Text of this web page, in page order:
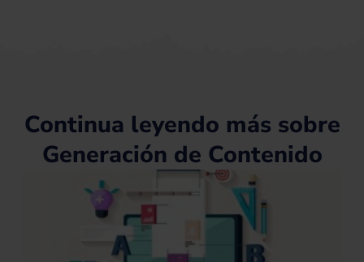
Continua leyendo más sobre
Generación de Contenido